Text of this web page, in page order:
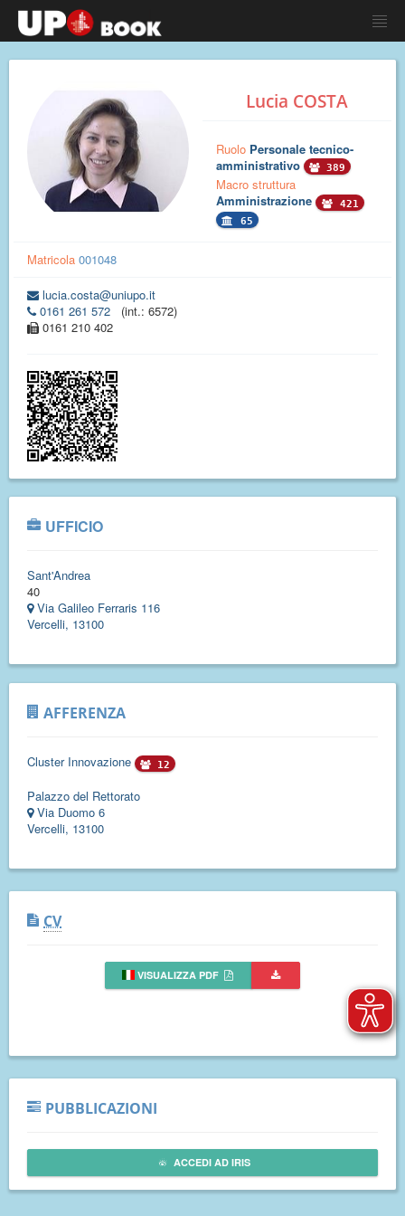
Lucia COSTA
Ruolo Personale tecnico-
amministrativo
389
Macro struttura
Amministrazione
421
65
Matricola 001048
lucia.costa@uniupo.it
0161 261 572
(int.: 6572)
0161 210 402
UFFICIO
Sant'Andrea
40
Via Galileo Ferraris 116
Vercelli, 13100
AFFERENZA
Cluster Innovazione 12
Palazzo del Rettorato
Via Duomo 6
Vercelli, 13100
CV
VISUALIZZA PDF
PUBBLICAZIONI
ACCEDI AD IRIS